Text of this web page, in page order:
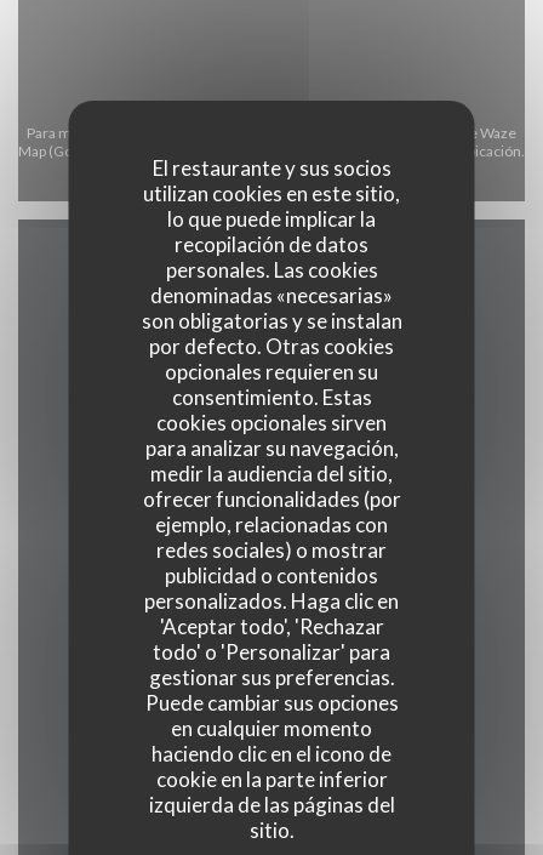
El restaurante y sus socios
utilizan cookies en este sitio,
lo que puede implicar la
recopilación de datos
personales. Las cookies
denominadas «necesarias»
son obligatorias y se instalan
por defecto. Otras cookies
opcionales requieren su
consentimiento. Estas
cookies opcionales sirven
para analizar su navegación,
medir la audiencia del sitio,
ofrecer funcionalidades (por
ejemplo, relacionadas con
redes sociales) o mostrar
publicidad o contenidos
personalizados. Haga clic en
'Aceptar todo', 'Rechazar
todo' o 'Personalizar' para
gestionar sus preferencias.
Puede cambiar sus opciones
en cualquier momento
haciendo clic en el icono de
cookie en la parte inferior
izquierda de las páginas del
sitio.
Para mostrar el mapa interactivo de Waze, debe aceptar las cookies de Waze
Map (Google). Estas cookies pueden recopilar datos de navegación y ubicación.
Permitir
Información general
Cocina
productos frescos, Hecho en casa, Asiática
Tipo de negocio
Restaurant traditionnel
Servicios
Climatización, Terraza
Métodos de pago
Contactless Payment, Eurocard/Mastercard,
Tickets restaurante, Efectivo, Visa, Vouchers de
Viaje, Tarjeta de Crédito